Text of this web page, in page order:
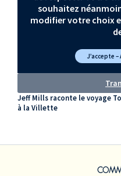
souhaitez
modifier votre choix
J’accepte
Jeff Mills raconte le voyage
à la Villette